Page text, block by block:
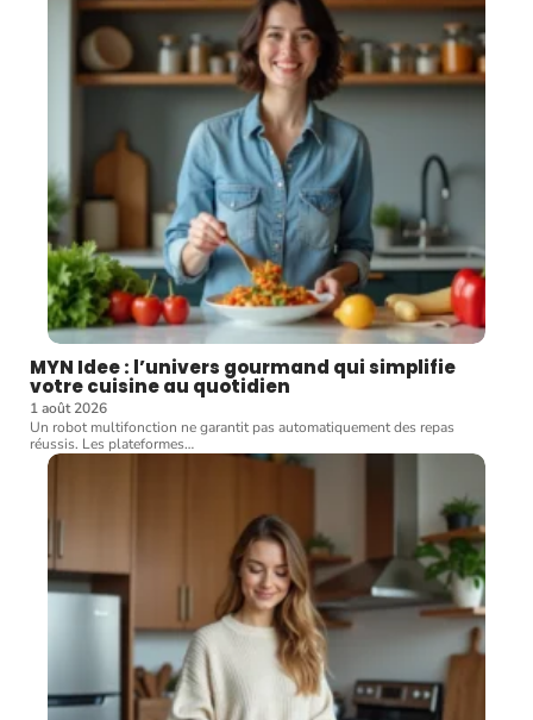
MYN Idee : l’univers gourmand qui simplifie
votre cuisine au quotidien
1 août 2026
Un robot multifonction ne garantit pas automatiquement des repas
réussis. Les plateformes…